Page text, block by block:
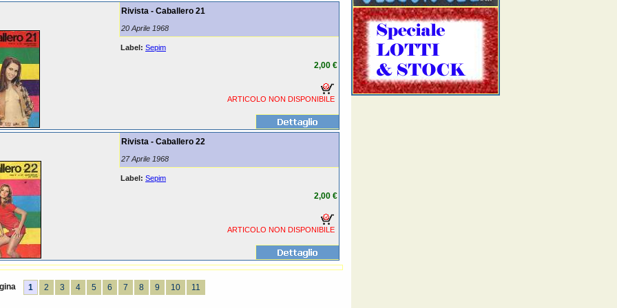
Rivista - Caballero 21
20 Aprile 1968
Label: Sepim
2,00 €
ARTICOLO NON DISPONIBILE
Rivista - Caballero 22
27 Aprile 1968
Label: Sepim
2,00 €
ARTICOLO NON DISPONIBILE
1 2 3 4 5 6 7 8 9 10 11